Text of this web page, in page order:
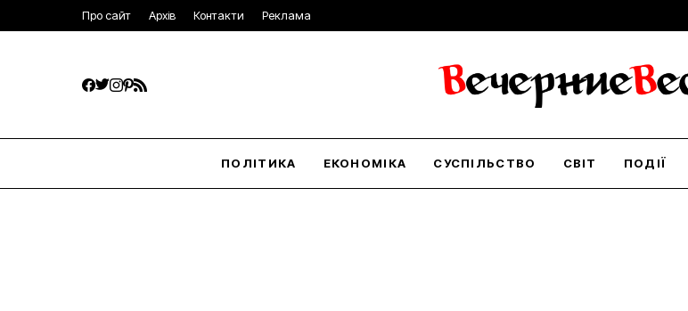
Про сайт Архів Контакти Реклама
ПОЛІТИКА ЕКОНОМІКА СУСПІЛЬСТВО СВІТ ПОДІЇ